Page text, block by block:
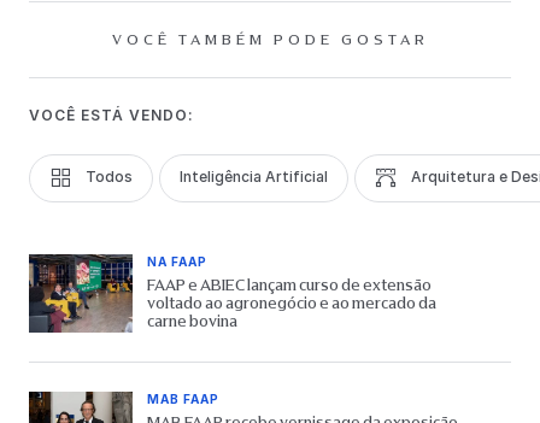
VOCÊ TAMBÉM PODE GOSTAR
VOCÊ ESTÁ VENDO:
Todos Inteligência Artificial Arquitetura e
NA FAAP
FAAP e ABIEC lançam curso de extensão
voltado ao agronegócio e ao mercado da
carne bovina
MAB FAAP